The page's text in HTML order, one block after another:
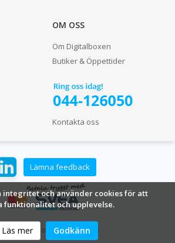
integritet och använder cookies för att
funktionalitet och upplevelse.
Läs mer Godkänn
OM OSS
Om Digitalboxen
Butiker & Öppettider
Kontakta oss
Lämna feedback
Digitalboxen Sverige AB